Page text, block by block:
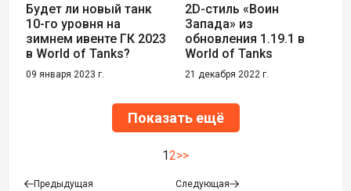
Будет ли новый танк
10-го уровня на
зимнем ивенте ГК 2023
в World of Tanks?
09 января 2023 г.
2D-стиль «Воин
Запада» из
обновления 1.19.1 в
World of Tanks
21 декабря 2022 г.
Показать ещё
12>>
Предыдущая Следующая